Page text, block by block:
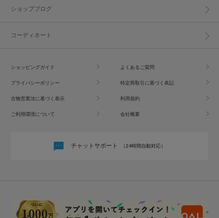
ショップブログ
コーディネート
ショッピングガイド よくあるご質問
プライバシーポリシー 特定商取引に基づく表記
古物営業法に基づく表示 利用規約
ご利用環境について 会社概要
チャットサポート （24時間自動対応）